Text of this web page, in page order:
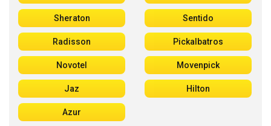
Sheraton Sentido
Radisson Pickalbatros
Novotel Movenpick
Jaz Hilton
Azur